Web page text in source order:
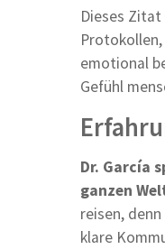
Dieses
emotional
Gefühl
Dr. García
ganzen
reisen,
klare